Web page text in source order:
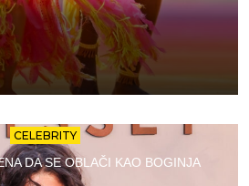
CELEBRITY
DA SE OBLAČI KAO BOGINJA